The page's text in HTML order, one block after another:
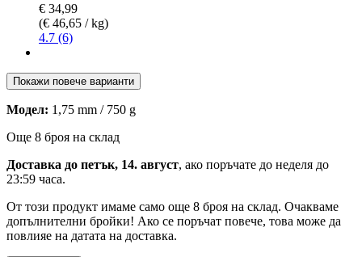
€ 34,99
(€ 46,65 / kg)
4.7 (6)
Покажи повече варианти
Модел: 1,75 mm / 750 g
Още 8 броя на склад
Доставка до петък, 14. август, ако поръчате до неделя до
23:59 часа.
От този продукт имаме само още 8 броя на склад. Очакваме
допълнителни бройки! Ако се поръчат повече, това може да
повлияе на датата на доставка.